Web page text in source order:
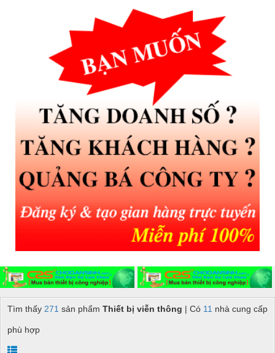
Tìm thấy 271 sản phẩm Thiết bị viễn thông | Có 11 nhà cung cấp
phù hợp